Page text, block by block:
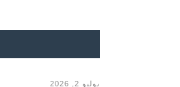
يوليو 2, 2026